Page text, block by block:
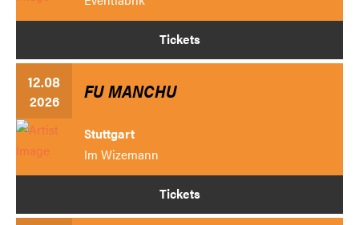
Tickets
12.08
2026 FU MANCHU
Stuttgart
Im Wizemann
Tickets